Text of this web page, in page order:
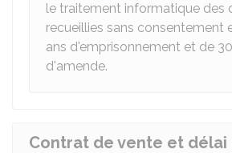
le traitement informatique des
recueillies sans consentement
ans d'emprisonnement et de
d'amende.
Contrat de vente et délai